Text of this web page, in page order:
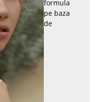
formula
pe baza
de